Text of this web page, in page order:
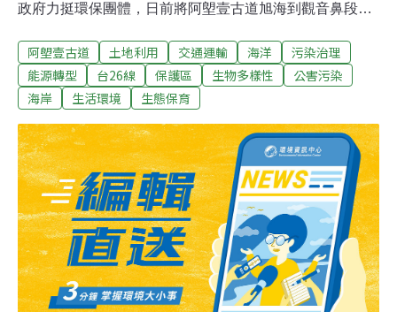
政府力挺環保團體，日前將阿塱壹古道旭海到觀音鼻段暫
意進行開發。日前，縣府農業處邀請專家學者組成自然地
景審議委員會，26日召開審查會議決定將旭海到觀音鼻約
四公里區段，暫定為「自然地景保留區」。依《文化資產
法》規定，暫定為保留區後，6個月內不得進行開發並得
再延長6個月，換言之最少有1年緩衝期。在緩衝期內，專
家學者會針對地質、動植物生態再進行調查，經確認便能
成為正式的保留區，送農委會核備後，保留區就完全不能
開發。不過交通部仍持續開發計畫，26日同一天在牡丹鄉
公所召開「台26線安朔至旭海段擴寬改善後續計畫」第一
至四標新闢路段協商會，邀請當地鄉公所官員、代表及議
員出席，環保團體則未受邀。
阿塱壹古道 土地利用 交通運輸 海洋
污染治理
能源轉型
台26線 保護區 生物多樣性
公害污染
海岸
生活環境 生態保育